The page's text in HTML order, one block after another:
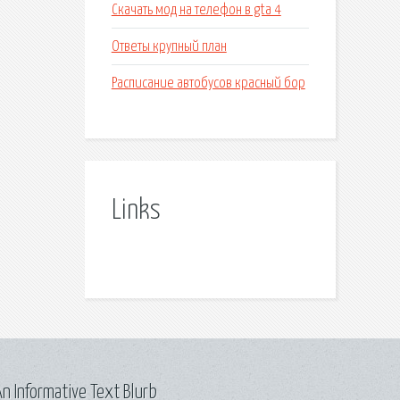
Скачать мод на телефон в gta 4
Ответы крупный план
Расписание автобусов красный бор
Links
Informative Text Blurb